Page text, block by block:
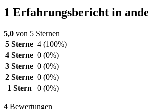
1 Erfahrungsbericht in
5,0 von 5 Sternen
5 Sterne 4 (100%)
4 Sterne 0 (0%)
3 Sterne 0 (0%)
2 Sterne 0 (0%)
1 Stern
0 (0%)
4 Bewertungen